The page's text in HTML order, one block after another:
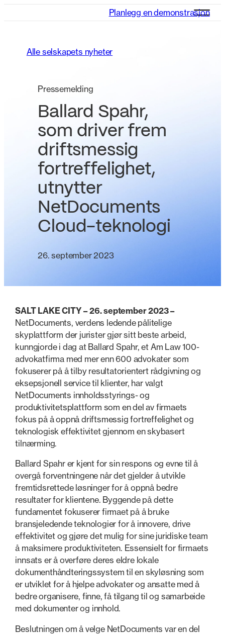
Planlegg en demonstrasjon
Alle selskapets nyheter
Pressemelding
Ballard Spahr,
som driver frem
driftsmessig
fortreffelighet,
utnytter
NetDocuments
Cloud-teknologi
26. september 2023
SALT LAKE CITY – 26. september 2023 –
NetDocuments, verdens ledende pålitelige
skyplattform der jurister gjør sitt beste arbeid,
kunngjorde i dag at Ballard Spahr, et Am Law 100-
advokatfirma med mer enn 600 advokater som
fokuserer på å tilby resultatorientert rådgivning og
eksepsjonell service til klienter, har valgt
NetDocuments innholdsstyrings- og
produktivitetsplattform som en del av firmaets
fokus på å oppnå driftsmessig fortreffelighet og
teknologisk effektivitet gjennom en skybasert
tilnærming.
Ballard Spahr er kjent for sin respons og evne til å
overgå forventningene når det gjelder å utvikle
fremtidsrettede løsninger for å oppnå bedre
resultater for klientene. Byggende på dette
fundamentet fokuserer firmaet på å bruke
bransjeledende teknologier for å innovere, drive
effektivitet og gjøre det mulig for sine juridiske team
å maksimere produktiviteten. Essensielt for firmaets
innsats er å overføre deres eldre lokale
dokumenthåndteringssystem til en skyløsning som
er utviklet for å hjelpe advokater og ansatte med å
bedre organisere, finne, få tilgang til og samarbeide
med dokumenter og innhold.
Beslutningen om å velge NetDocuments var en del